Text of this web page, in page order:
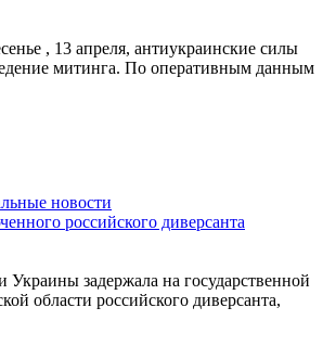
, 13 апреля, антиукраинские силы
митинга. По оперативным данным
новости
российского диверсанта
Украины задержала на государственной
области российского диверсанта,